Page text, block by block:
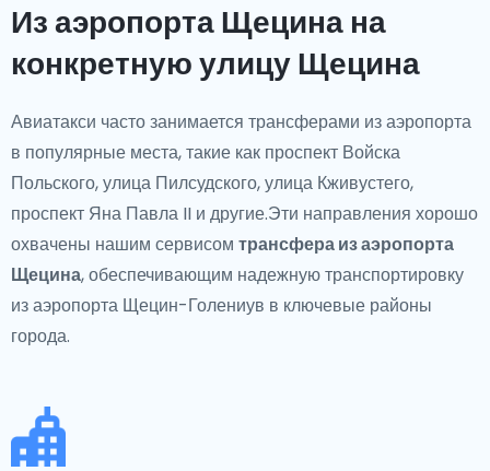
Из аэропорта Щецина на
конкретную улицу Щецина
Авиатакси часто занимается трансферами из аэропорта
в популярные места, такие как проспект Войска
Польского, улица Пилсудского, улица Кживустего,
проспект Яна Павла II и другие.Эти направления хорошо
охвачены нашим сервисом трансфера из аэропорта
Щецина, обеспечивающим надежную транспортировку
из аэропорта Щецин-Голениув в ключевые районы
города.